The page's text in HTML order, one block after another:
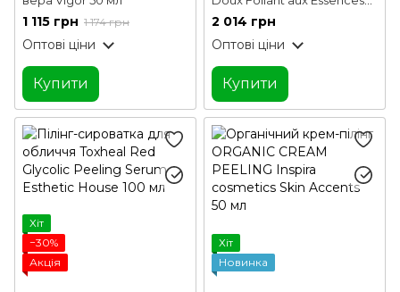
1 115 грн 1 174 грн
Оптові ціни
Купити
de Lys Mary Cohr 50 мл
2 014 грн
Оптові ціни
Купити
Хіт
−30%
Акція
Хіт
Новинка